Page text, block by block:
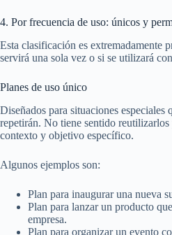
4. Por frecuencia de uso: únicos y
Esta clasificación es extremadamente
servirá una sola vez o si se utilizará
Planes de uso único
Diseñados para situaciones especiales
repetirán. No tiene sentido reutilizarlos
contexto y objetivo específico.
Algunos ejemplos son:
Plan para inaugurar una nueva
Plan para lanzar un producto
empresa.
Plan para organizar un evento